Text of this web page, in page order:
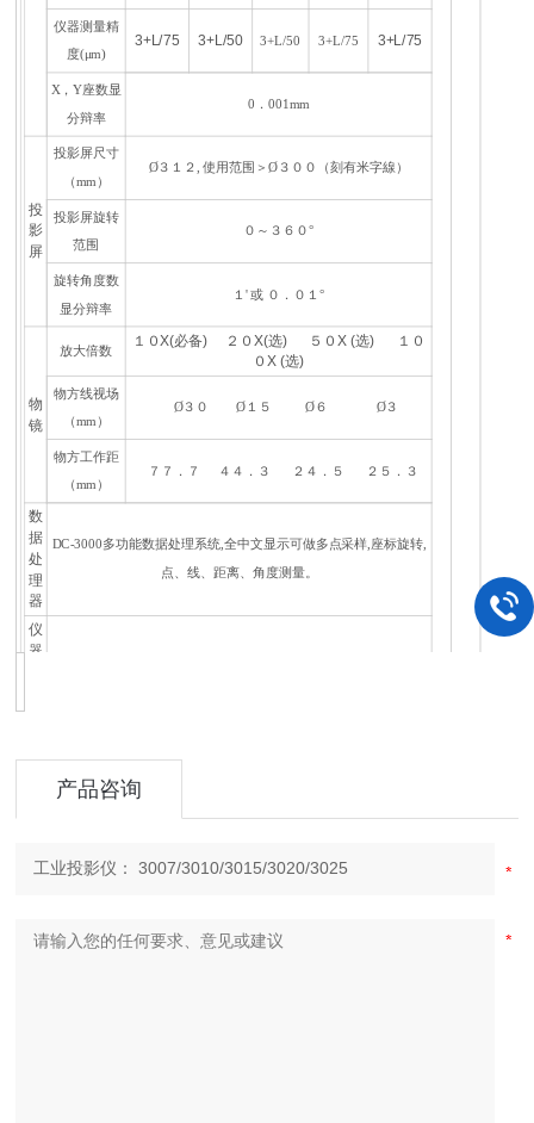
仪器测量精
度(μm)
3+L/75 3+L/50 3+L/50 3+L/75 3+L/75
X，Y座数显
分辩率
0．001mm
投
影
屏
投影屏尺寸
（mm）
Ø３１２, 使用范围＞Ø３００（刻有米字線）
投影屏旋转
范围
０～３６０°
旋转角度数
显分辩率
１' 或 ０．０１°
物
镜
放大倍数
１０X(必备) ２０X(选) ５０X (选) １０
０X (选)
物方线视场
（mm）
Ø３０ Ø１５ Ø６ Ø３
物方工作距
（mm）
７７．７ ４４．３ ２４．５ ２５．３
数
据
处
理
器
DC-3000多功能数据处理系统,全中文显示可做多点采样,座标旋转,
点、线、距离、角度测量。
仪
器
电
式
尺
(mm)
770 × 550 × 1100
产品咨询